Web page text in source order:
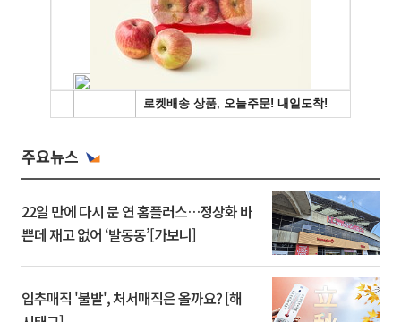
주요뉴스
22일 만에 다시 문 연 홈플러스…정상화 바
쁜데 재고 없어 ‘발동동’[가보니]
입추매직 '불발', 처서매직은 올까요? [해